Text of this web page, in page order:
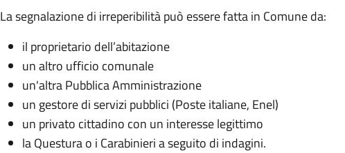
La segnalazione di irreperibilità può essere fatta in Comune da:
il proprietario dell’abitazione
un altro ufficio comunale
un'altra Pubblica Amministrazione
un gestore di servizi pubblici (Poste italiane, Enel)
un privato cittadino con un interesse legittimo
la Questura o i Carabinieri a seguito di indagini.